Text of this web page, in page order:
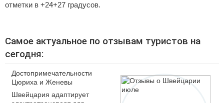
отметки в +24+27 градусов.
Самое актуальное по отзывам туристов на
сегодня:
Достопримечательности
Цюриха и Женевы
Швейцария адаптирует